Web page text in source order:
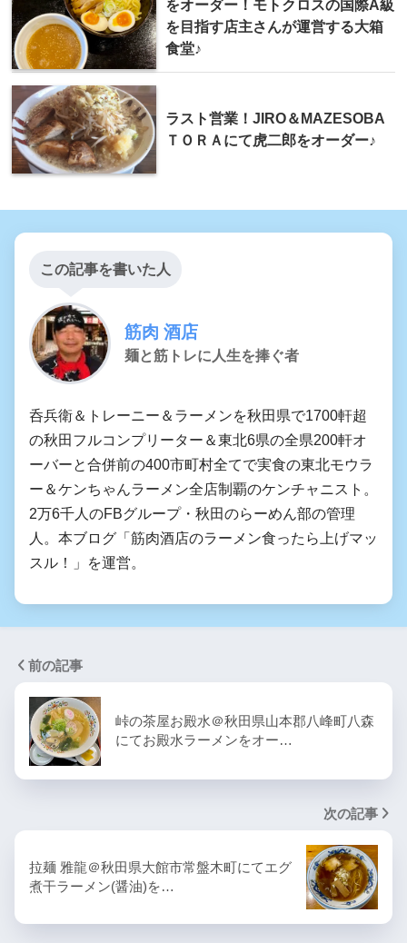
をオーダー！モトクロスの国際A級
を目指す店主さんが運営する大箱
食堂♪
ラスト営業！JIRO＆MAZESOBA
ＴＯＲＡにて虎二郎をオーダー♪
この記事を書いた人
筋肉 酒店
麺と筋トレに人生を捧ぐ者
呑兵衛＆トレーニー＆ラーメンを秋田県で1700軒超
の秋田フルコンプリーター＆東北6県の全県200軒オ
ーバーと合併前の400市町村全てで実食の東北モウラ
ー＆ケンちゃんラーメン全店制覇のケンチャニスト。
2万6千人のFBグループ・秋田のらーめん部の管理
人。本ブログ「筋肉酒店のラーメン食ったら上げマッ
スル！」を運営。
前の記事
峠の茶屋お殿水＠秋田県山本郡八峰町八森
にてお殿水ラーメンをオー…
次の記事
拉麺 雅龍＠秋田県大館市常盤木町にてエグ
煮干ラーメン(醤油)を…